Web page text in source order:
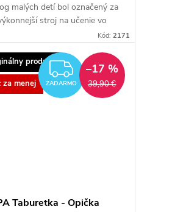
malých detí bol označený za
stroj na učenie vo
Kód: 2171
produkt
za menej
ZADARMO
ZADARMO 39,90 €
–17 %
Taburetka - Opička